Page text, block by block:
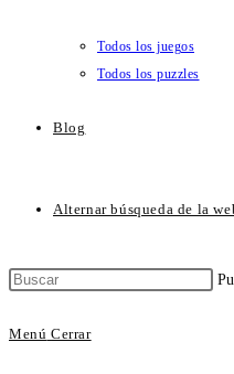
Todos los juegos
Todos los puzzles
Blog
Alternar búsqueda de la
Menú Cerrar